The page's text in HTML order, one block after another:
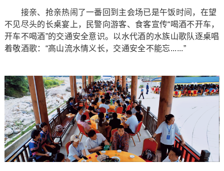
接亲、抢亲热闹了一番回到主会场已是午饭时间，在望
不见尽头的长桌宴上，民警向游客、食客宣传“喝酒不开车，
开车不喝酒”的交通安全意识。以水代酒的水族山歌队逐桌唱
着敬酒歌：“高山流水情义长，交通安全不能忘......”